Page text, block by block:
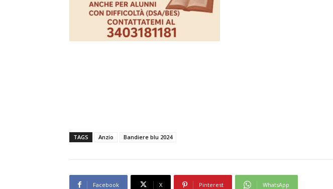
TAGS Anzio Bandiere blu 2024
Facebook X Pinterest WhatsApp